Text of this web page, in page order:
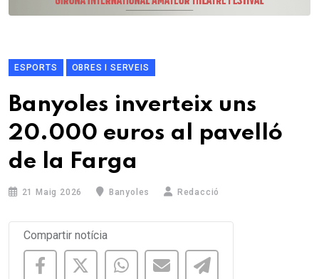
ESPORTS OBRES I SERVEIS
Banyoles inverteix uns
20.000 euros al pavelló
de la Farga
21 Maig 2026 Banyoles Redacció
Compartir notícia